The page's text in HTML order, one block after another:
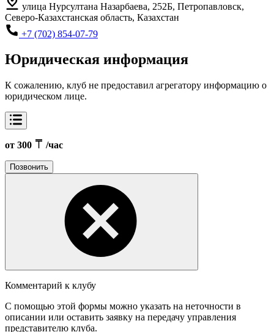
улица Нурсултана Назарбаева, 252Б, Петропавловск,
Северо-Казахстанская область, Казахстан
+7 (702) 854-07-79
Юридическая информация
К сожалению, клуб не предоставил агрегатору информацию о
юридическом лице.
от 300 /час
Позвонить
Комментарий к клубу
С помощью этой формы можно указать на неточности в
описании или оставить заявку на передачу управления
представителю клуба.